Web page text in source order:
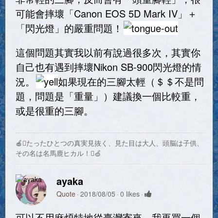
可能會摔壞「Canon EOS 5D Mark IV」＋
「閃光燈」的嚴重問題！
這個問題其實我以前有說過很多次，其實你
自己也有遇到摔壞Nikon SB-900閃光燈的情
況。
如果現在的三腳太輕（＄＄不是問
題，問題是「重量」）建議換一個比較重，
或是很重的三腳。
🍎たったひとつの真実見抜く、見た目は大人、頭脳は子供、
その名は名馬鹿ヒカル！🍏
ayaka
Quote 2018/08/05 0 likes